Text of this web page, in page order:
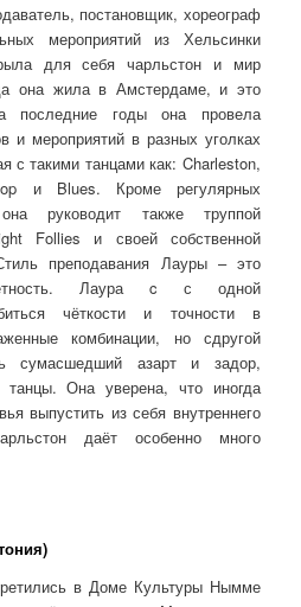
постановщик, хореограф
мероприятий из Хельсинки
для себя чарльстон и мир
она жила в Амстердаме, и это
последние годы она провела
и мероприятий в разных уголках
с такими танцами как: Charleston,
и Blues. Кроме регулярных
руководит также труппой
Follies и своей собственной
преподавания Лауры – это
Лаура c с одной
чёткости и точности в
комбинации, но сдругой
сумасшедший азарт и задор,
танцы. Она уверена, что иногда
выпустить из себя внутреннего
даёт особенно много
в Доме Культуры Нымме